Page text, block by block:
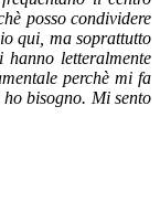
posso condividere
qui, ma soprattutto
letteralmente
perchè mi fa
bisogno. Mi sento